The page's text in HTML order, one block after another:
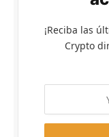
¡Reciba las
Crypto